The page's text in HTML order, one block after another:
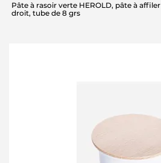
Pâte à rasoir verte HEROLD, pâte à
droit, tube de 8 grs